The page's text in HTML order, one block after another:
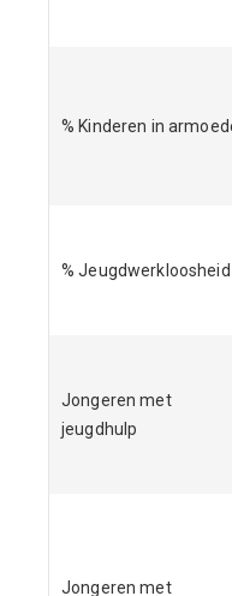
% Kinderen in
% Jeugdwerkloosheid
Jongeren met
jeugdhulp
Jongeren met